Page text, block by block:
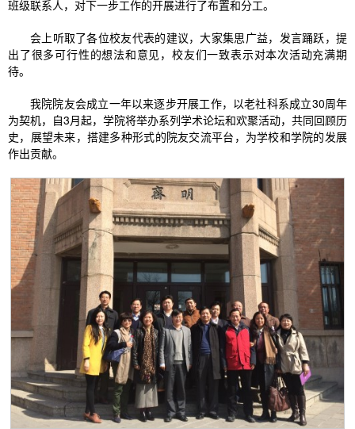
班级联系人，对下一步工作的开展进行了布置和分工。
会上听取了各位校友代表的建议，大家集思广益，发言踊跃，提
出了很多可行性的想法和意见，校友们一致表示对本次活动充满期
待。
我院院友会成立一年以来逐步开展工作，以老社科系成立30周年
为契机，自3月起，学院将举办系列学术论坛和欢聚活动，共同回顾历
史，展望未来，搭建多种形式的院友交流平台，为学校和学院的发展
作出贡献。